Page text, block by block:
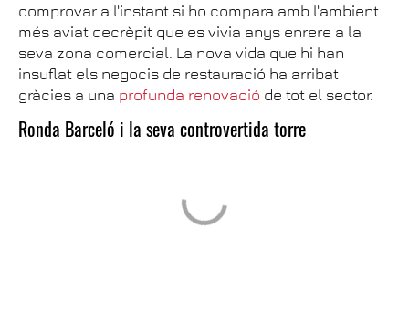
comprovar a l'instant si ho compara amb l'ambient
més aviat decrèpit que es vivia anys enrere a la
seva zona comercial. La nova vida que hi han
insuflat els negocis de restauració ha arribat
gràcies a una profunda renovació de tot el sector.
Ronda Barceló i la seva controvertida torre